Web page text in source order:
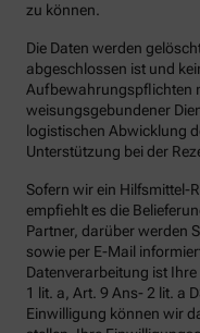
zu können.
Die Daten werden
abgeschlossen ist und
Aufbewahrungspflichten
weisungsgebundener
logistischen Abwicklung
Unterstützung bei der
Sofern wir ein Hilfsmittel-
empfiehlt es die
Partner, darüber werden
sowie per E-Mail
Datenverarbeitung ist
1 lit. a, Art. 9 Ans- 2 lit. a
Einwilligung können wir